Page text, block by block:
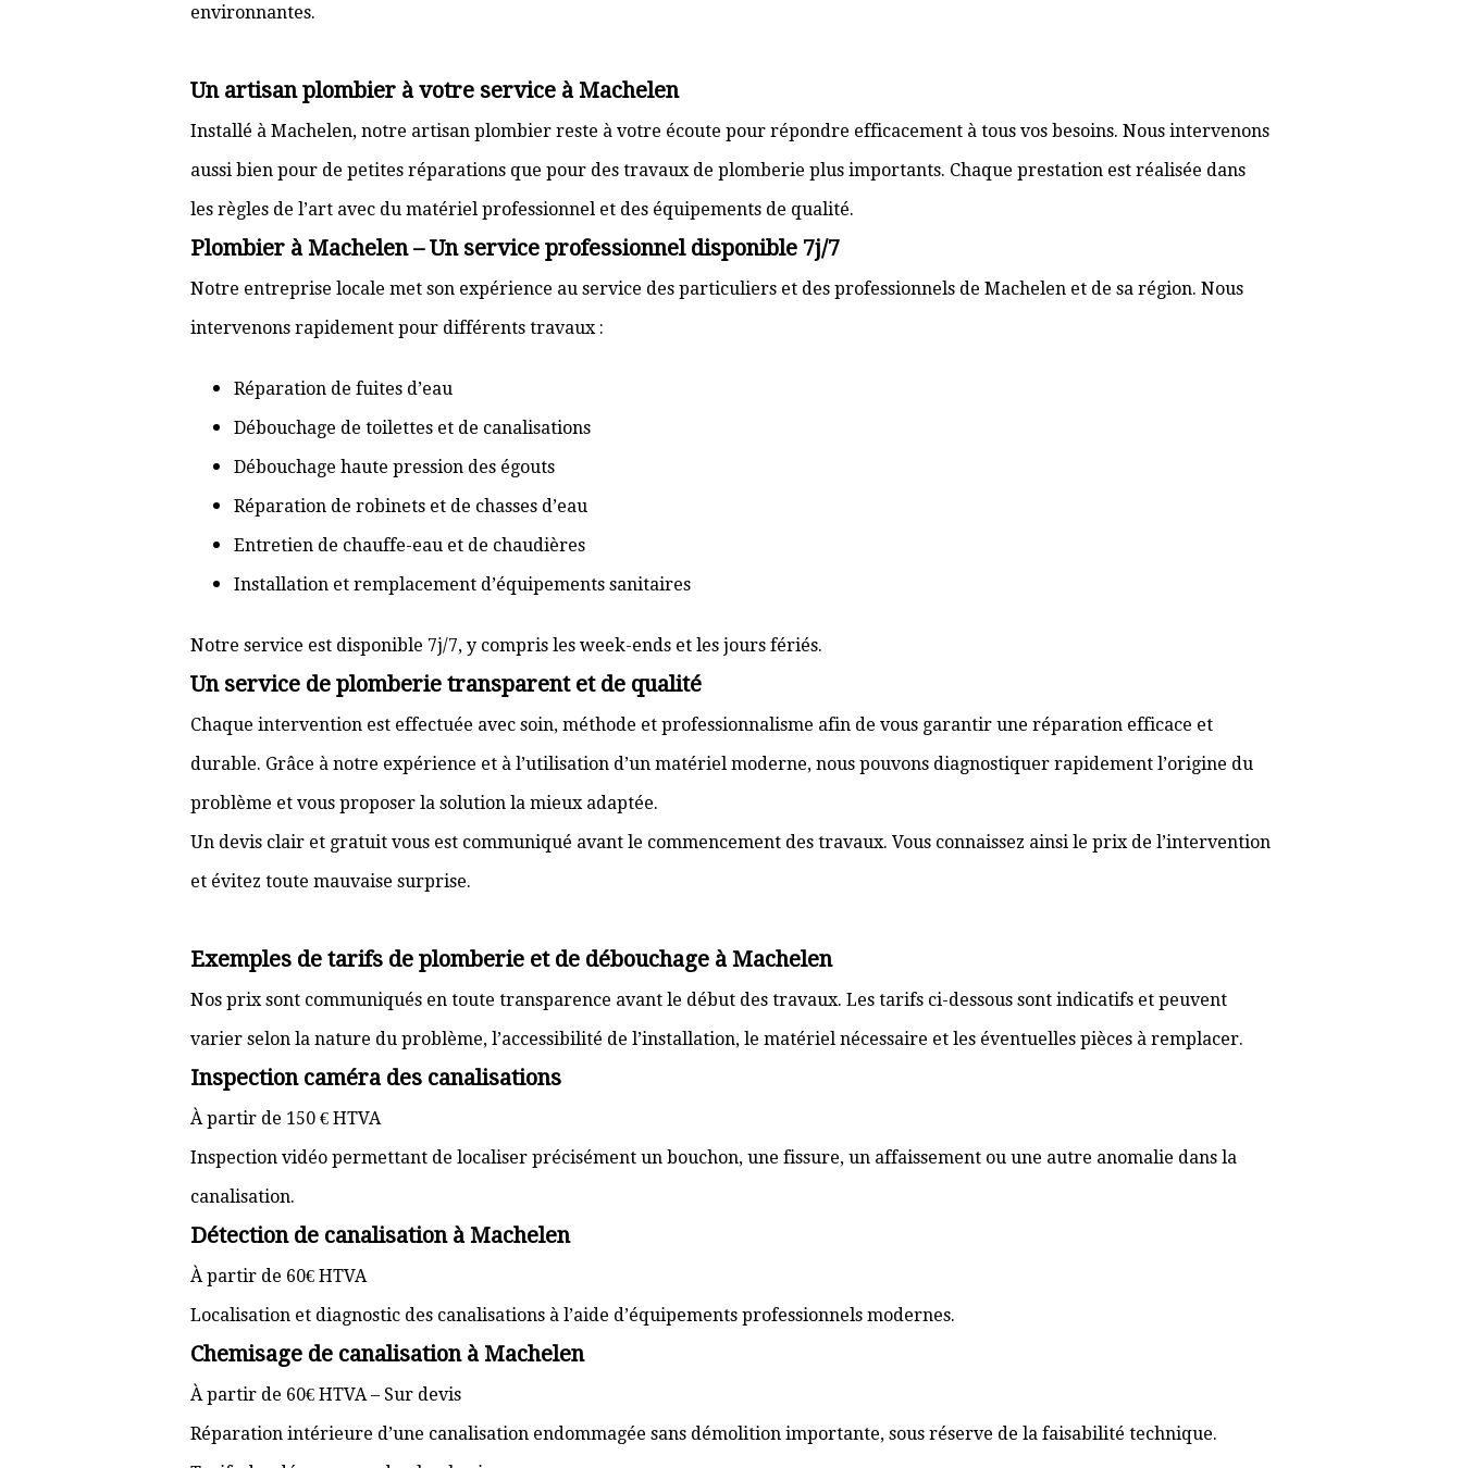
environnantes.
Un artisan plombier à votre service à Machelen
Installé à Machelen, notre artisan plombier reste à votre écoute pour répondre efficacement à tous vos besoins. Nous intervenons
aussi bien pour de petites réparations que pour des travaux de plomberie plus importants. Chaque prestation est réalisée dans
les règles de l’art avec du matériel professionnel et des équipements de qualité.
Plombier à Machelen – Un service professionnel disponible 7j/7
Notre entreprise locale met son expérience au service des particuliers et des professionnels de Machelen et de sa région. Nous
intervenons rapidement pour différents travaux :
Réparation de fuites d’eau
Débouchage de toilettes et de canalisations
Débouchage haute pression des égouts
Réparation de robinets et de chasses d’eau
Entretien de chauffe-eau et de chaudières
Installation et remplacement d’équipements sanitaires
Notre service est disponible 7j/7, y compris les week-ends et les jours fériés.
Un service de plomberie transparent et de qualité
Chaque intervention est effectuée avec soin, méthode et professionnalisme afin de vous garantir une réparation efficace et
durable. Grâce à notre expérience et à l’utilisation d’un matériel moderne, nous pouvons diagnostiquer rapidement l’origine du
problème et vous proposer la solution la mieux adaptée.
Un devis clair et gratuit vous est communiqué avant le commencement des travaux. Vous connaissez ainsi le prix de l’intervention
et évitez toute mauvaise surprise.
Exemples de tarifs de plomberie et de débouchage à Machelen
Nos prix sont communiqués en toute transparence avant le début des travaux. Les tarifs ci-dessous sont indicatifs et peuvent
varier selon la nature du problème, l’accessibilité de l’installation, le matériel nécessaire et les éventuelles pièces à remplacer.
Inspection caméra des canalisations
À partir de 150 € HTVA
Inspection vidéo permettant de localiser précisément un bouchon, une fissure, un affaissement ou une autre anomalie dans la
canalisation.
Détection de canalisation à Machelen
À partir de 60€ HTVA
Localisation et diagnostic des canalisations à l’aide d’équipements professionnels modernes.
Chemisage de canalisation à Machelen
À partir de 60€ HTVA – Sur devis
Réparation intérieure d’une canalisation endommagée sans démolition importante, sous réserve de la faisabilité technique.